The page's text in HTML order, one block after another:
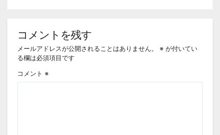
コメントを残す
メールアドレスが公開されることはありません。 ※ が付いてい
る欄は必須項目です
コメント ※